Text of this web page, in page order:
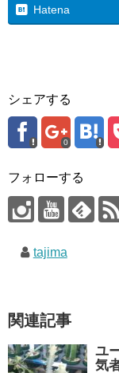
Hatena
シェアする
0
フォローする
tajima
関連記事
ユ
気